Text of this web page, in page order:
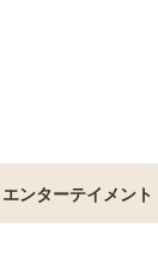
エンターテイメント